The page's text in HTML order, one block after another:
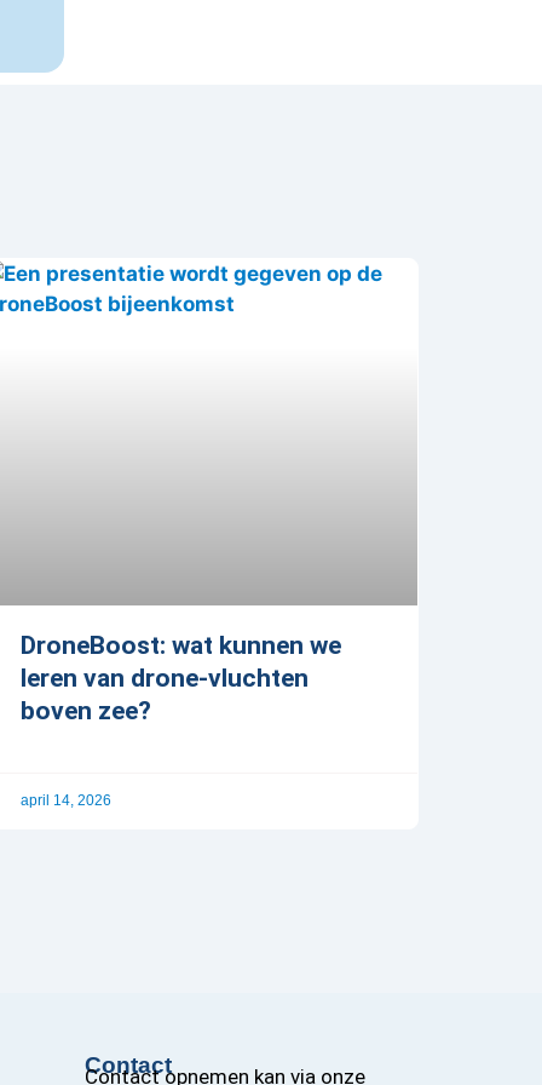
DroneBoost: wat kunnen we
leren van drone-vluchten
boven zee?
april 14, 2026
Contact
Contact opnemen kan via onze